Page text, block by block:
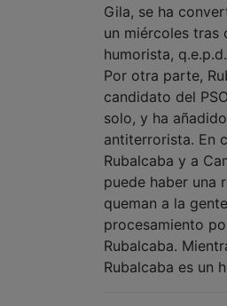
Gila, se ha
un miércoles tras
humorista, q.e.p.d.
Por otra parte,
candidato del
solo, y ha
antiterrorista. En
Rubalcaba y a
puede haber una
queman a la
procesamiento
Rubalcaba.
Rubalcaba es un